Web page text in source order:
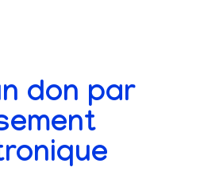
don par